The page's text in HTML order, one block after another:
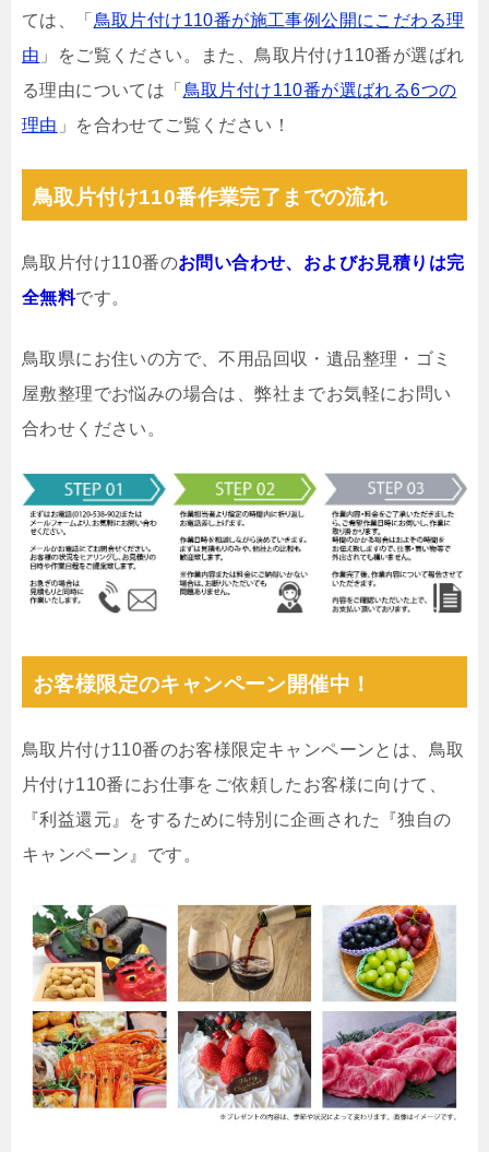
ては、「 鳥取片付け110番が施工事例公開にこだわる理
由 」をご覧ください。また、鳥取片付け110番が選ばれ
る理由については「 鳥取片付け110番が選ばれる6つの
理由 」を合わせてご覧ください！
鳥取片付け110番作業完了までの流れ
鳥取片付け110番のお問い合わせ、およびお見積りは完
全無料です。
鳥取県にお住いの方で、不用品回収・遺品整理・ゴミ
屋敷整理でお悩みの場合は、弊社までお気軽にお問い
合わせください。
お客様限定のキャンペーン開催中！
鳥取片付け110番のお客様限定キャンペーンとは、鳥取
片付け110番にお仕事をご依頼したお客様に向けて、
『利益還元』をするために特別に企画された『独自の
キャンペーン』です。